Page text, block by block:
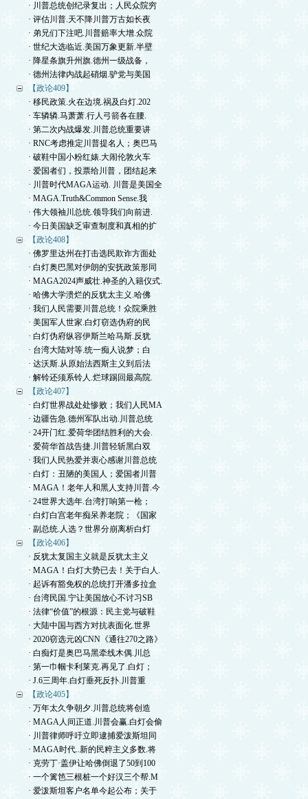
· 川普总统创纪录复出；人民众院穷
· 评估川普.天不降川普万古如长夜
· 弟兄们下注吧.川普赔率大增.众院
· 世纪大选临近.美国万象更新.半壁
· 降星条旗升州旗.德州一级战备，
· 德州法律内战起硝烟.驴党与美国
【政论409】
· 移民政策.火在边境.祸及白灯.202
· 车辚辚.马萧萧.行人弓箭各在腰.
· 第二次内战爆发.川普总统重要讲
· RNC考虑推定川普提名人；奥巴马
· 破鞋中国小粉红婊.大闹伦敦火车
· 爱国者们，投票给川普，团结起来
· 川普时代MAGA运动. 川普是美国全
· MAGA.Truth&Common Sense.我
· 伟大领袖川总统.领导我们向前进.
· 今日美国缺乏审查制度和真相的扩
【政论408】
· 佛罗里达州在打击选民欺诈方面处
· 白灯奥巴黑对伊朗的安抚政策形同
· MAGA2024声威壮.神圣的入籍仪式.
· 哈佛大学溃烂的反犹太主义.哈佛
· 我们人民需要川普总统！众院乘胜
· 美国军人世家.白灯窃选伪府的民
· 白灯伪府纵容伊斯兰哈马斯.反犹
· 台湾大陆对等.统一痴人说梦；白
· 达沃斯.从原始法西斯主义到后法
· 解铃还须系铃人.烂球踢回最高院.
【政论407】
· 白灯世界战处处惨败；我们人民MA
· 边疆告急.德州军队出动.川普总统
· 24开门红.爱荷华团结胜利的大会.
· 爱荷华首战告捷.川普轻斩黑白双
· 我们人民热爱并衷心感谢川普总统
· 白灯：丑陋的美国人；爱国者川普
· MAGA！老年人和黑人支持川普.今
· 24世界大选年.台湾打响第一枪；
· 白灯白宫老年痴呆养老院；《国家
· 副总统.人选？世界分崩离析白灯
【政论406】
· 反犹太复国主义就是反犹太主义
· MAGA！白灯大势已去！关于白人.
· 起诉有豁免权的总统打开潘多拉盒
· 台湾民国.宁让美国放心不讨习SB
· 法律“价值”的根源：民主党与破鞋
· 大陆中国与西方对抗表面化.世界
· 2020窃选元凶CNN《通往270之路》
· 白痴灯是奥巴马黑牵线木偶.川总
· 第一巾帼卡利莱克.再见了.白灯；
· J.6三周年.白灯垂死反扑.川普重
【政论405】
· 万年太久争朝夕.川普总统将创造
· MAGA人间正道.川普会赢.白灯会偷
· 川普律师呼吁立即逮捕爱泼斯坦同
· MAGA时代..新的民粹主义多数.将
· 克劳丁·盖伊让哈佛倒退了50到100
· 一个篱笆三根桩一个好汉三个帮.M
· 爱泼斯坦客户名单今起公布；关于